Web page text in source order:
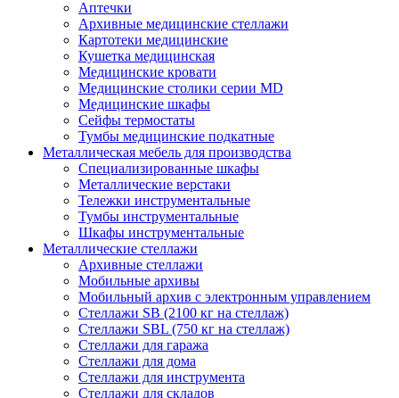
Аптечки
Архивные медицинские стеллажи
Картотеки медицинские
Кушетка медицинская
Медицинские кровати
Медицинские столики серии MD
Медицинские шкафы
Сейфы термостаты
Тумбы медицинские подкатные
Металлическая мебель для производства
Cпециализированные шкафы
Металлические верстаки
Тележки инструментальные
Тумбы инструментальные
Шкафы инструментальные
Металлические стеллажи
Архивные стеллажи
Мобильные архивы
Мобильный архив с электронным управлением
Стеллажи SB (2100 кг на стеллаж)
Стеллажи SBL (750 кг на стеллаж)
Стеллажи для гаража
Стеллажи для дома
Стеллажи для инструмента
Стеллажи для складов